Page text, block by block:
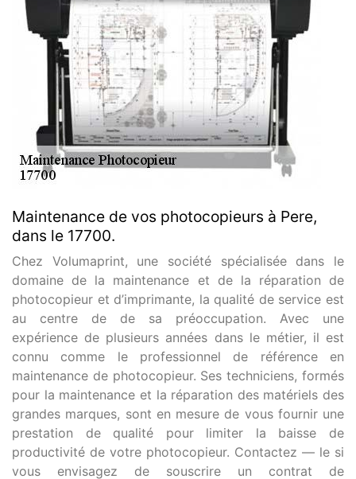
Maintenance de vos photocopieurs à Pere,
dans le 17700.
Chez Volumaprint, une société spécialisée dans le
domaine de la maintenance et de la réparation de
photocopieur et d’imprimante, la qualité de service est
au centre de de sa préoccupation. Avec une
expérience de plusieurs années dans le métier, il est
connu comme le professionnel de référence en
maintenance de photocopieur. Ses techniciens, formés
pour la maintenance et la réparation des matériels des
grandes marques, sont en mesure de vous fournir une
prestation de qualité pour limiter la baisse de
productivité de votre photocopieur. Contactez — le si
vous envisagez de souscrire un contrat de